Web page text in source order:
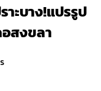
ะบาง!แปรรูป
สงขลา